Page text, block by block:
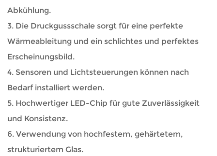
Abkühlung.
3. Die Druckgussschale sorgt für eine perfekte
Wärmeableitung und ein schlichtes und perfektes
Erscheinungsbild.
4. Sensoren und Lichtsteuerungen können nach
Bedarf installiert werden.
5. Hochwertiger LED-Chip für gute Zuverlässigkeit
und Konsistenz.
6. Verwendung von hochfestem, gehärtetem,
strukturiertem Glas.